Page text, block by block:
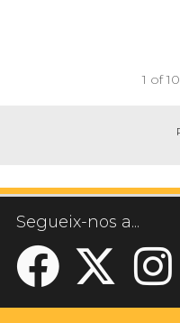
1 of 10
Segueix-nos a...